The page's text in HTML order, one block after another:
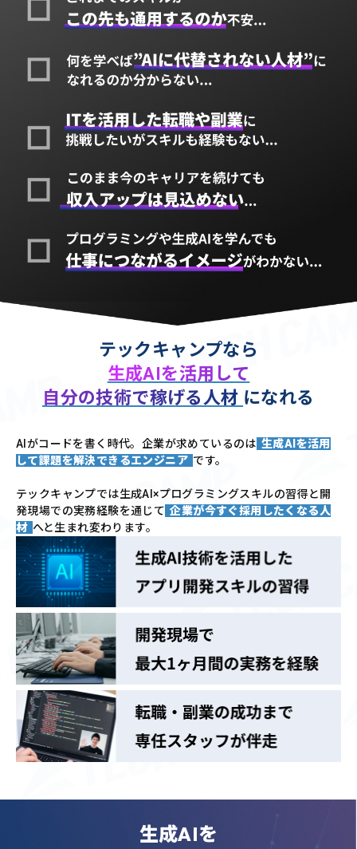
テックキャンプなら
生成AIを活用して
自分の技術で稼げる人材 になれる
AIがコードを書く時代。企業が求めているのは 生成AIを活用
して課題を解決できるエンジニア です。
テックキャンプでは生成AI×プログラミングスキルの習得と開
発現場での実務経験を通じて 企業が今すぐ採用したくなる人
材 へと生まれ変わります。
生成AIを